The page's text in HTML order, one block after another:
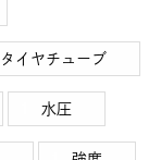
タイヤチューブ
水圧